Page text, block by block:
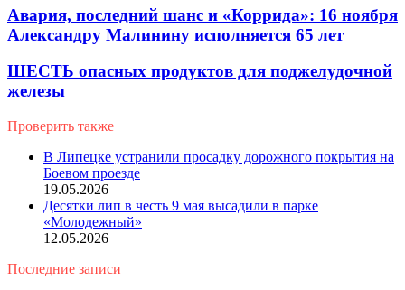
Авария, последний шанс и «Коррида»: 16 ноября
Александру Малинину исполняется 65 лет
ШЕСТЬ опасных продуктов для поджелудочной
железы
Проверить также
В Липецке устранили просадку дорожного покрытия на
Боевом проезде
19.05.2026
Десятки лип в честь 9 мая высадили в парке
«Молодежный»
12.05.2026
Последние записи